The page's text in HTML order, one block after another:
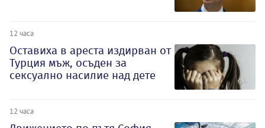
12 часа
Оставиха в ареста издирван от
Турция мъж, осъден за
сексуално насилие над дете
12 часа